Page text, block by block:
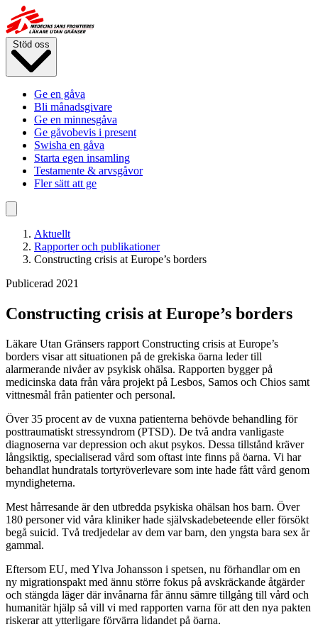
Hoppa
till
huvudinnehåll
Stöd oss
Ge en gåva
Bli månadsgivare
Ge en minnesgåva
Ge gåvobevis i present
Swisha en gåva
Starta egen insamling
Testamente & arvsgåvor
Fler sätt att ge
Aktuellt
Rapporter och publikationer
Constructing crisis at Europe’s borders
Publicerad 2021
Constructing crisis at Europe’s borders
Läkare Utan Gränsers rapport Constructing crisis at Europe’s
borders visar att situationen på de grekiska öarna leder till
alarmerande nivåer av psykisk ohälsa. Rapporten bygger på
medicinska data från våra projekt på Lesbos, Samos och Chios samt
vittnesmål från patienter och personal.
Över 35 procent av de vuxna patienterna behövde behandling för
posttraumatiskt stressyndrom (PTSD). De två andra vanligaste
diagnoserna var depression och akut psykos. Dessa tillstånd kräver
långsiktig, specialiserad vård som oftast inte finns på öarna. Vi har
behandlat hundratals tortyröverlevare som inte hade fått vård genom
myndigheterna.
Mest hårresande är den utbredda psykiska ohälsan hos barn. Över
180 personer vid våra kliniker hade självskadebeteende eller försökt
begå suicid. Två tredjedelar av dem var barn, den yngsta bara sex år
gammal.
Eftersom EU, med Ylva Johansson i spetsen, nu förhandlar om en
ny migrationspakt med ännu större fokus på avskräckande åtgärder
och stängda läger där invånarna får ännu sämre tillgång till vård och
humanitär hjälp så vill vi med rapporten varna för att den nya pakten
riskerar att ytterligare förvärra lidandet på öarna.